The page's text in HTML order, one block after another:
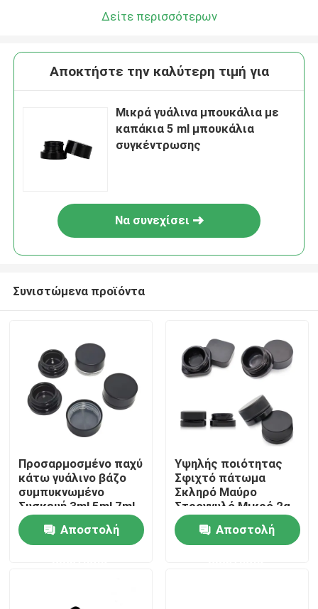
Σπίτι
Δείτε περισσότερων
Αποκτήστε την καλύτερη τιμή για
Μικρά γυάλινα μπουκάλια με
καπάκια 5 ml μπουκάλια
συγκέντρωσης
Να συνεχίσει
Συνιστώμενα προϊόντα
Προσαρμοσμένο παχύ
κάτω γυάλινο βάζο
συμπυκνωμένο
Συσκευή 3ml 5ml 7ml
9ml 15ml
Αποστολή
Υψηλής ποιότητας
Σφιχτό πάτωμα
Σκληρό Μαύρο
Στρογγυλό Μικρό 2g
5ml 9ml 1 Gram 7ml
Κωνσταντικό Βάζο με
γυαλισμένο
Αποστολή